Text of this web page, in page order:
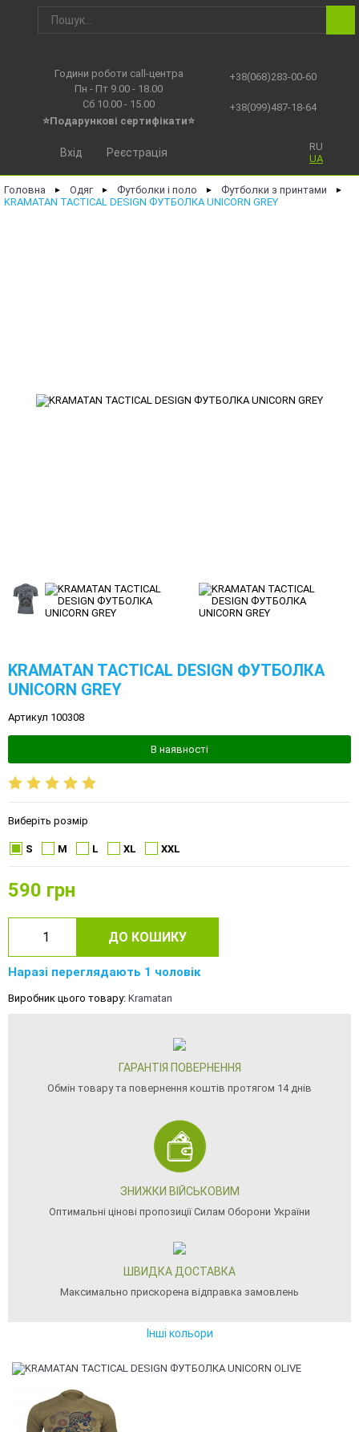
Години роботи call-центра
Пн - Пт 9.00 - 18.00
Сб 10.00 - 15.00
⭐Подарункові сертифікати⭐
+38(068)283-00-60
+38(099)487-18-64
RU
UA
Вхід Реєстрація
Головна ► Одяг ► Футболки і поло ► Футболки з принтами ►
KRAMATAN TACTICAL DESIGN ФУТБОЛКА UNICORN GREY
KRAMATAN TACTICAL DESIGN ФУТБОЛКА
UNICORN GREY
Артикул 100308
В наявності
Виберіть розмір
S M L XL XXL
590 грн
ДО КОШИКУ
Наразі переглядають 1 чоловік
Виробник цього товару: Kramatan
ГАРАНТІЯ ПОВЕРНЕННЯ
Обмін товару та повернення коштів протягом 14 днів
ЗНИЖКИ ВІЙСЬКОВИМ
Оптимальні цінові пропозиції Силам Оборони України
ШВИДКА ДОСТАВКА
Максимально прискорена відправка замовлень
Інші кольори